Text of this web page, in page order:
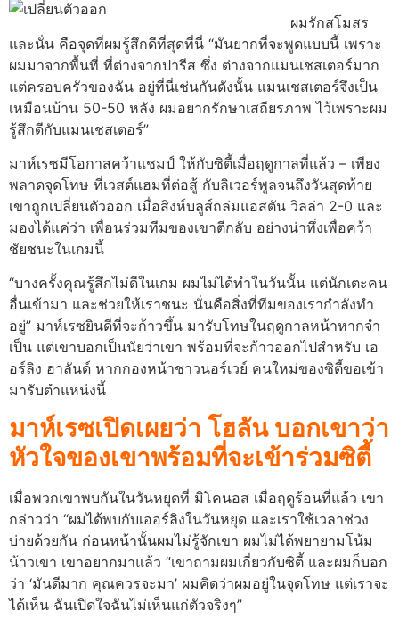
ผมรักสโมสร
และนั่น คือจุดที่ผมรู้สึกดีที่สุดที่นี่ “มันยากที่จะพูดแบบนี้ เพราะ
ผมมาจากพื้นที่ ที่ต่างจากปารีส ซึ่ง ต่างจากแมนเชสเตอร์มาก
แต่ครอบครัวของฉัน อยู่ที่นี่เช่นกันดังนั้น แมนเชสเตอร์จึงเป็น
เหมือนบ้าน 50-50 หลัง ผมอยากรักษาเสถียรภาพ ไว้เพราะผม
รู้สึกดีกับแมนเชสเตอร์”
มาห์เรซมีโอกาสคว้าแชมป์ ให้กับซิตี้เมื่อฤดูกาลที่แล้ว – เพียง
พลาดจุดโทษ ที่เวสต์แฮมที่ต่อสู้ กับลิเวอร์พูลจนถึงวันสุดท้าย
เขาถูกเปลี่ยนตัวออก เมื่อสิงห์บลูส์ถล่มแอสตัน วิลล่า 2-0 และ
มองได้แค่ว่า เพื่อนร่วมทีมของเขาตีกลับ อย่างน่าทึ่งเพื่อคว้า
ชัยชนะในเกมนี้
“บางครั้งคุณรู้สึกไม่ดีในเกม ผมไม่ได้ทําในวันนั้น แต่นักเตะคน
อื่นเข้ามา และช่วยให้เราชนะ นั่นคือสิ่งที่ทีมของเรากําลังทํา
อยู่” มาห์เรซยินดีที่จะก้าวขึ้น มารับโทษในฤดูกาลหน้าหากจํา
เป็น แต่เขาบอกเป็นนัยว่าเขา พร้อมที่จะก้าวออกไปสําหรับ เอ
อร์ลิง ฮาลันด์ หากกองหน้าชาวนอร์เวย์ คนใหม่ของซิตี้ขอเข้า
มารับตําแหน่งนี้
มาห์เรซเปิดเผยว่า โฮลัน บอกเขาว่า
หัวใจของเขาพร้อมที่จะเข้าร่วมซิตี้
เมื่อพวกเขาพบกันในวันหยุดที่ มิโคนอส เมื่อฤดูร้อนที่แล้ว เขา
กล่าวว่า “ผมได้พบกับเออร์ลิงในวันหยุด และเราใช้เวลาช่วง
บ่ายด้วยกัน ก่อนหน้านั้นผมไม่รู้จักเขา ผมไม่ได้พยายามโน้ม
น้าวเขา เขาอยากมาแล้ว “เขาถามผมเกี่ยวกับซิตี้ และผมก็บอก
ว่า ‘มันดีมาก คุณควรจะมา’ ผมคิดว่าผมอยู่ในจุดโทษ แต่เราจะ
ได้เห็น ฉันเปิดใจฉันไม่เห็นแก่ตัวจริงๆ”